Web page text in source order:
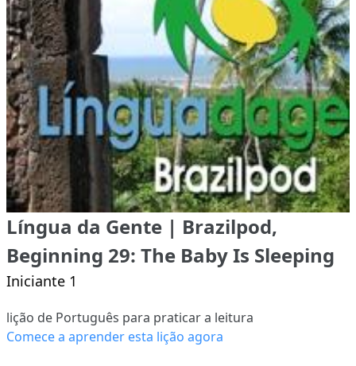
Língua da Gente | Brazilpod,
Beginning 29: The Baby Is Sleeping
Iniciante 1
lição de Português para praticar a leitura
Comece a aprender esta lição agora